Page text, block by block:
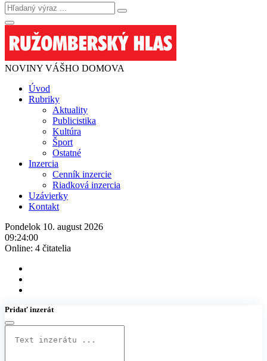
NOVINY VÁŠHO DOMOVA
Úvod
Rubriky
Aktuality
Publicistika
Kultúra
Šport
Ostatné
Inzercia
Cenník inzercie
Riadková inzercia
Uzávierky
Kontakt
Pondelok 10. august 2026
09:24:00
Online: 4 čitatelia
Pridať inzerát